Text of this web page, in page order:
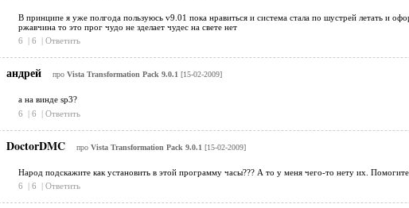
В принципе я уже полгода пользуюсь v9.01 пока нравиться и система стала по шустрей летать и
ржавчина то это прог чудо не зделает чудес на свете нет
6
| 6 | Ответить
андрей про Vista Transformation Pack 9.0.1 [15-02-2009]
а на винде sp3?
6
| 6 | Ответить
DoctorDMC про Vista Transformation Pack 9.0.1 [15-02-2009]
Народ подскажите как установить в этой программу часы??? А то у меня чего-то нету их.
6
| 6 | Ответить